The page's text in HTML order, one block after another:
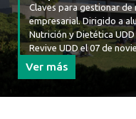
Claves para gestionar
empresarial. Dirigido a
Nutrición y Dietética
Revive UDD el 07 de
Ver más